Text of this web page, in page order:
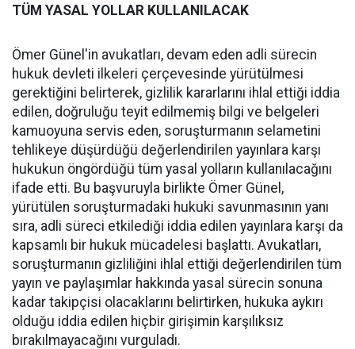
TÜM YASAL YOLLAR KULLANILACAK
Ömer Günel'in avukatları, devam eden adli sürecin
hukuk devleti ilkeleri çerçevesinde yürütülmesi
gerektiğini belirterek, gizlilik kararlarını ihlal ettiği iddia
edilen, doğruluğu teyit edilmemiş bilgi ve belgeleri
kamuoyuna servis eden, soruşturmanın selametini
tehlikeye düşürdüğü değerlendirilen yayınlara karşı
hukukun öngördüğü tüm yasal yolların kullanılacağını
ifade etti. Bu başvuruyla birlikte Ömer Günel,
yürütülen soruşturmadaki hukuki savunmasının yanı
sıra, adli süreci etkilediği iddia edilen yayınlara karşı da
kapsamlı bir hukuk mücadelesi başlattı. Avukatları,
soruşturmanın gizliliğini ihlal ettiği değerlendirilen tüm
yayın ve paylaşımlar hakkında yasal sürecin sonuna
kadar takipçisi olacaklarını belirtirken, hukuka aykırı
olduğu iddia edilen hiçbir girişimin karşılıksız
bırakılmayacağını vurguladı.